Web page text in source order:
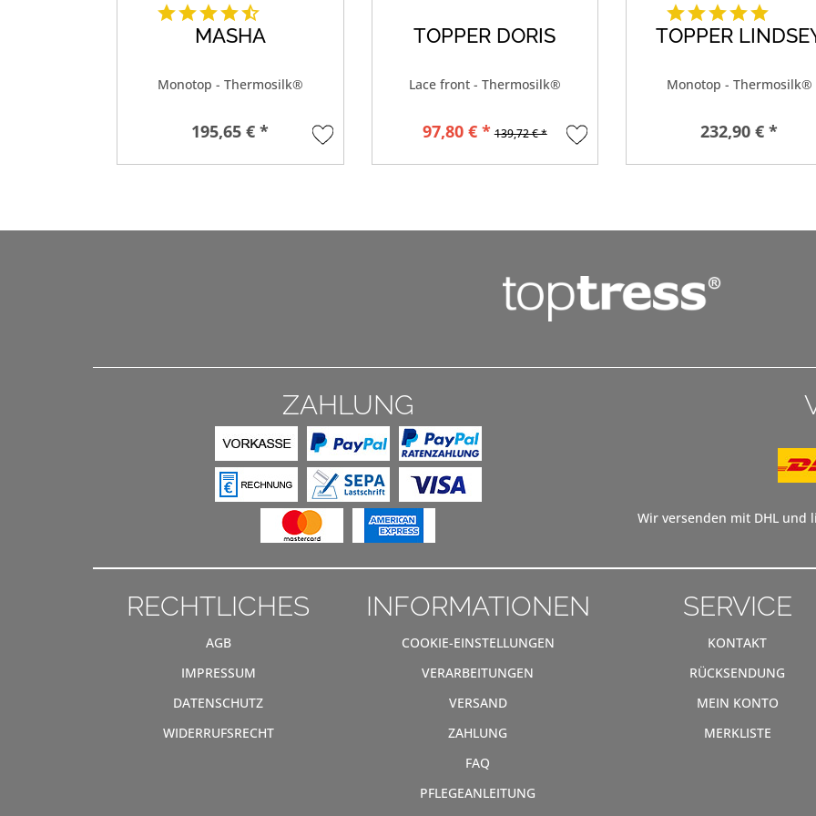
MASHA
Monotop - Thermosilk®
195,65 € *
TOPPER DORIS
Lace front - Thermosilk®
97,80 € * 139,72 € *
TOPPER
Monotop - Thermosilk®
232,90 € *
ZAHLUNG
Wir versenden mit DHL und
RECHTLICHES
AGB
IMPRESSUM
DATENSCHUTZ
WIDERRUFSRECHT
INFORMATIONEN
COOKIE-EINSTELLUNGEN
VERARBEITUNGEN
VERSAND
ZAHLUNG
FAQ
PFLEGEANLEITUNG
SERVICE
KONTAKT
RÜCKSENDUNG
MEIN KONTO
MERKLISTE